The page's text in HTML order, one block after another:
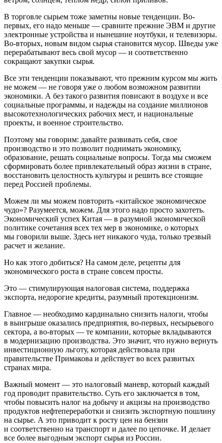
В торговле сырьем тоже заметны новые тенденции. Во-
первых, его надо меньше — сравните прежние ЭВМ и другие
электронные устройства и нынешние ноутбуки, и телевизоры.
Во-вторых, новым видом сырья становится мусор. Шведы уже
перерабатывают весь свой мусор — и соответственно
сокращают закупки сырья.
Все эти тенденции показывают, что прежним курсом мы жить
не можем — не говоря уже о любом возможном развитии
экономики. А без такого развития повисают в воздухе и все
социальные программы, и надежды на создание миллионов
высокотехнологических рабочих мест, и национальные
проекты, и военное строительство.
Поэтому мы говорим: давайте развивать себя, свое
производство и это позволит поднимать экономику,
образование, решать социальные вопросы. Тогда мы сможем
сформировать более привлекательный образ жизни в стране,
восстановить целостность культуры и решить все стоящие
перед Россией проблемы.
Можем ли мы можем повторить «китайское экономическое
чудо»? Разумеется, можем. Для этого надо просто захотеть.
Экономический успех Китая — в разумной экономической
политике сочетания всех тех мер в экономике, о которых
мы говорили выше. Здесь нет никакого чуда, только трезвый
расчет и желание.
Но как этого добиться? На самом деле, рецепты для
экономического роста в стране совсем просты.
Это — стимулирующая налоговая система, поддержка
экспорта, недорогие кредиты, разумный протекционизм.
Главное — необходимо кардинально снизить налоги, чтобы
в выигрыше оказались предприятия, во-первых, несырьевого
сектора, а во-вторых — те компании, которые вкладываются
в модернизацию производства. Это значит, что нужно вернуть
инвестиционную льготу, которая действовала при
правительстве Примакова и действует во всех развитых
странах мира.
Важный момент — это налоговый маневр, который каждый
год проводит правительство. Суть его заключается в том,
чтобы повысить налог на добычу и акцизы на производство
продуктов нефтепереработки и снизить экспортную пошлину
на сырье. А это приводит к росту цен на бензин
и соответственно на транспорт и далее по цепочке. И делает
все более выгодным экспорт сырья из России.